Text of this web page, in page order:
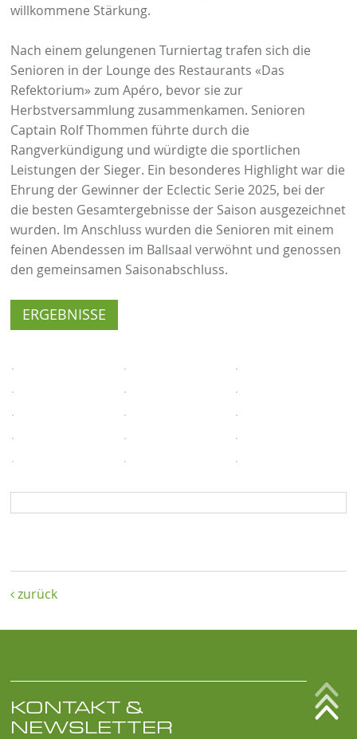
willkommene Stärkung.
Nach einem gelungenen Turniertag trafen sich die
Senioren in der Lounge des Restaurants «Das
Refektorium» zum Apéro, bevor sie zur
Herbstversammlung zusammenkamen. Senioren
Captain Rolf Thommen führte durch die
Rangverkündigung und würdigte die sportlichen
Leistungen der Sieger. Ein besonderes Highlight war die
Ehrung der Gewinner der Eclectic Serie 2025, bei der
die besten Gesamtergebnisse der Saison ausgezeichnet
wurden. Im Anschluss wurden die Senioren mit einem
feinen Abendessen im Ballsaal verwöhnt und genossen
den gemeinsamen Saisonabschluss.
ERGEBNISSE
 zurück
KONTAKT &
NEWSLETTER